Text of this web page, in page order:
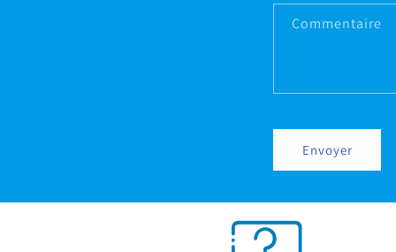
Commentaire
Envoyer